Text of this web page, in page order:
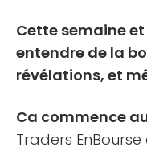
Cette semaine
entendre de la
révélations, et
Ca commence
Traders